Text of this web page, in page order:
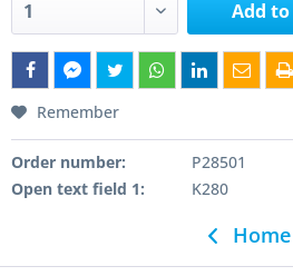
Add to
Remember
Order number:
P28501
Open text field 1:
K280
Home